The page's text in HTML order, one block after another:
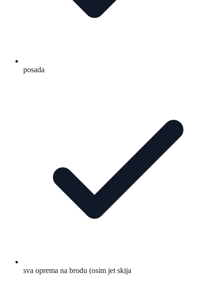
posada
sva oprema na brodu (osim jet skija